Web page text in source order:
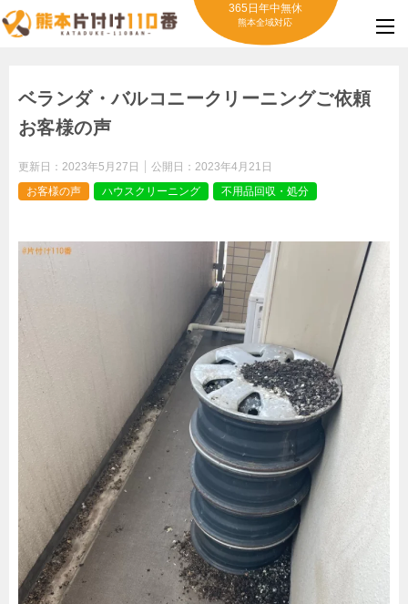
365日年中無休
熊本全域対応
ベランダ・バルコニークリーニングご依頼
お客様の声
更新日： 2023年5月27日 公開日： 2023年4月21日
お客様の声
ハウスクリーニング 不用品回収・処分